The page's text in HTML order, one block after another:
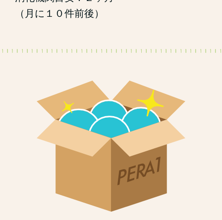
（月に１０件前後）